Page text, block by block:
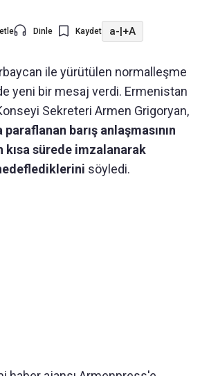
Dinle Kaydet a-|+A
ile yürütülen normalleşme
yeni bir mesaj verdi. Ermenistan
Sekreteri Armen Grigoryan,
barış anlaşmasının
kısa sürede imzalanarak
söyledi.